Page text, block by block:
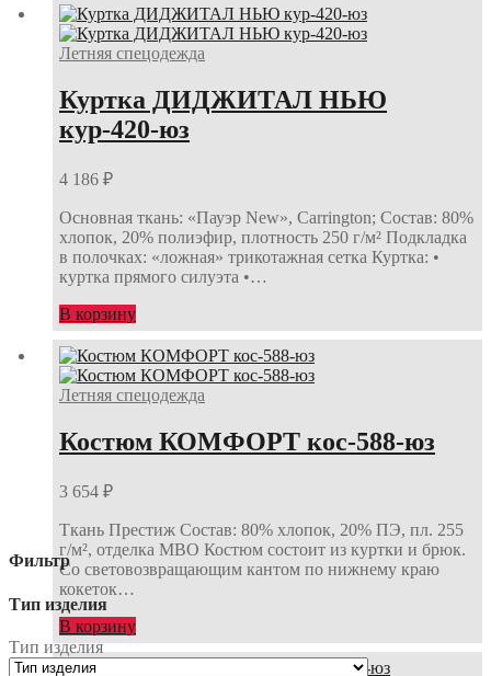
Летняя спецодежда
Куртка ДИДЖИТАЛ НЬЮ
кур-420-юз
4 186 ₽
Основная ткань: «Пауэр New», Carrington; Состав: 80%
хлопок, 20% полиэфир, плотность 250 г/м² Подкладка
в полочках: «ложная» трикотажная сетка Куртка: •
куртка прямого силуэта •…
В корзину
Летняя спецодежда
Костюм КОМФОРТ кос-588-юз
3 654 ₽
Ткань Престиж Состав: 80% хлопок, 20% ПЭ, пл. 255
г/м², отделка МВО Костюм состоит из куртки и брюк.
Со световозвращающим кантом по нижнему краю
кокеток…
В корзину
Фильтр
Тип изделия
Тип изделия